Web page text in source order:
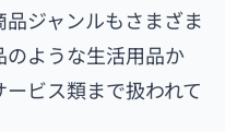
ジャンルもさまざま
ような生活用品か
ビス類まで扱われて